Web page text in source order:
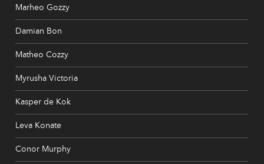
Marheo Gozzy
Damian Bon
Matheo Cozzy
Myrusha Victoria
Kasper de Kok
Leva Konate
Conor Murphy